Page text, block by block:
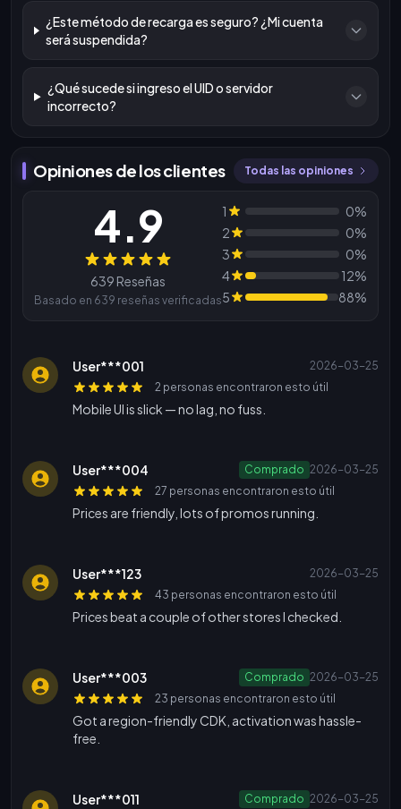
¿Este método de recarga es seguro? ¿Mi cuenta
será suspendida?
¿Qué sucede si ingreso el UID o servidor
incorrecto?
Opiniones de los clientes Todas las opiniones
Reseñas
4.9
639 Reseñas
Basado en 639 reseñas verificadas
1
0%
2
0%
3
0%
4
12%
5
88%
User***001
2026-03-25
2 personas encontraron esto útil
Mobile UI is slick — no lag, no fuss.
User***004 Comprado 2026-03-25
27 personas encontraron esto útil
Prices are friendly, lots of promos running.
User***123
2026-03-25
43 personas encontraron esto útil
Prices beat a couple of other stores I checked.
User***003 Comprado 2026-03-25
23 personas encontraron esto útil
Got a region-friendly CDK, activation was hassle-
free.
User***011 Comprado 2026-03-25